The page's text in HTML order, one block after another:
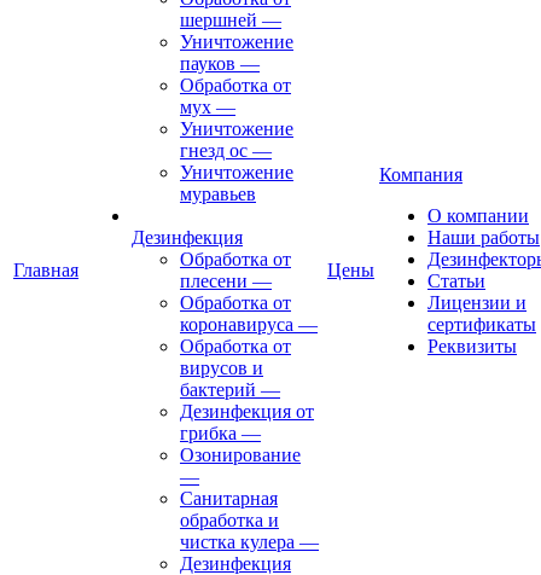
Главная
шершней —
Уничтожение
пауков —
Обработка от
мух —
Уничтожение
гнезд ос —
Уничтожение
муравьев
Дезинфекция
Обработка от
плесени —
Обработка от
коронавируса —
Обработка от
вирусов и
бактерий —
Дезинфекция от
грибка —
Озонирование
—
Санитарная
обработка и
чистка кулера —
Дезинфекция
Цены
Компания
О компании
Наши работы
Статьи
Лицензии и
сертификаты
Реквизиты